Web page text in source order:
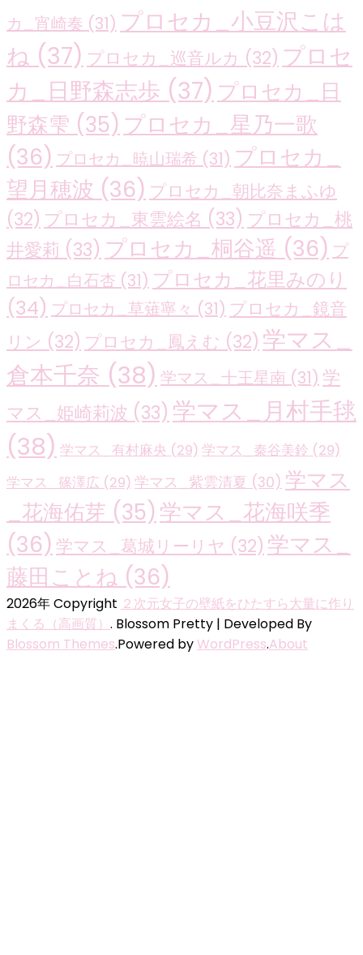
カ_宵崎奏 (31) プロセカ_小豆沢こは
ね (37) プロセカ_巡音ルカ (32) プロセ
カ_日野森志歩 (37) プロセカ_日
野森雫 (35) プロセカ_星乃一歌
(36) プロセカ_暁山瑞希 (31) プロセカ_
望月穂波 (36) プロセカ_朝比奈まふゆ
(32) プロセカ_東雲絵名 (33) プロセカ_桃
井愛莉 (33) プロセカ_桐谷遥 (36) プ
ロセカ_白石杏 (31) プロセカ_花里みのり
(34) プロセカ_草薙寧々 (31) プロセカ_鏡音
リン (32) プロセカ_鳳えむ (32) 学マス_
倉本千奈 (38) 学マス_十王星南 (31) 学
マス_姫崎莉波 (33) 学マス_月村手毬
(38) 学マス_有村麻央 (29) 学マス_秦谷美鈴 (29)
学マス_篠澤広 (29) 学マス_紫雲清夏 (30) 学マス
_花海佑芽 (35) 学マス_花海咲季
(36) 学マス_葛城リーリヤ (32) 学マス_
藤田ことね (36)
2026年 Copyright ２次元女子の壁紙をひたすら大量に作り
まくる（高画質） . Blossom Pretty | Developed By
Blossom Themes.Powered byWordPress.About